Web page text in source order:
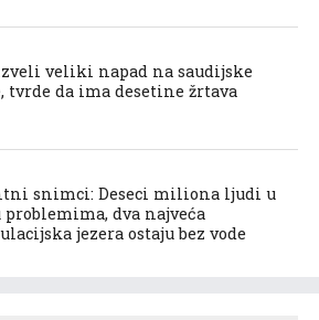
veliki napad na saudijske
tvrde da ima desetine žrtava
snimci: Deseci miliona ljudi u
problemima, dva najveća
jezera ostaju bez vode